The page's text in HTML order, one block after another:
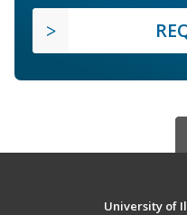
University of